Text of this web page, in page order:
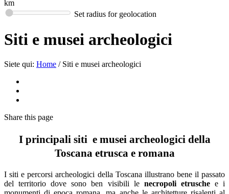
km
Set radius for geolocation
Siti e musei archeologici
Siete qui: Home / Siti e musei archeologici
Share this page
I principali siti e musei archeologici della
Toscana etrusca e romana
I siti e percorsi archeologici della Toscana illustrano bene il passato
del territorio dove sono ben visibili le necropoli etruschee i